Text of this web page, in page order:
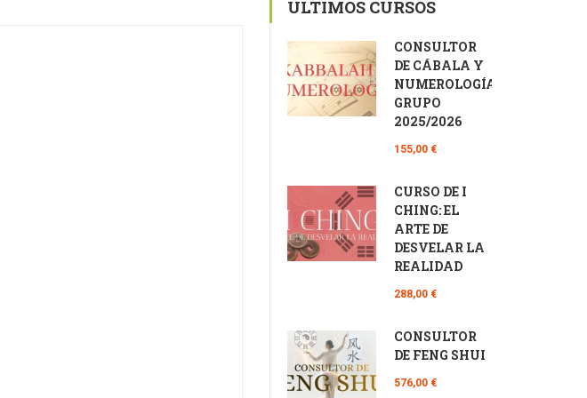
ÚLTIMOS CURSOS
CONSULTOR
DE CÁBALA Y
NUMEROLOGÍA
GRUPO
2025/2026
155,00 €
CURSO DE I
CHING: EL
ARTE DE
DESVELAR LA
REALIDAD
288,00 €
CONSULTOR
DE FENG SHUI
576,00 €